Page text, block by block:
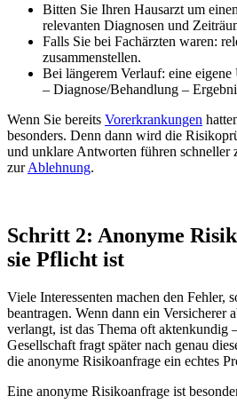
Bitten Sie Ihren Hausarzt um
relevanten Diagnosen und
Falls Sie bei Fachärzten waren:
zusammenstellen.
Bei längerem Verlauf: eine
– Diagnose/Behandlung –
Wenn Sie bereits Vorerkrankungen
besonders. Denn dann wird die
und unklare Antworten führen schneller
zurAblehnung.
Schritt 2: Anonyme
sie Pflicht ist
Viele Interessenten machen den Fehler,
beantragen. Wenn dann ein Versicherer
verlangt, ist das Thema oft aktenkundig
Gesellschaft fragt später nach genau
die anonyme Risikoanfrage ein echtes
Eine anonyme Risikoanfrage ist